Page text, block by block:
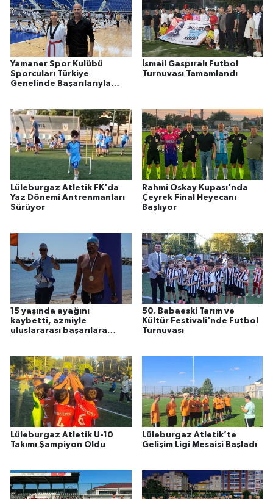
Yamaner Spor Kulübü
Sporcuları Türkiye
Genelinde Başarılarıyla
İsmail Gaspıralı Futbol
Turnuvası Tamamlandı
Lüleburgaz Atletik FK'da
Yaz Dönemi Antrenmanları
Sürüyor
Rahmi Oskay Kupası'nda
Çeyrek Final Heyecanı
Başlıyor
15 yaşında ayağını
kaybetti, azmiyle
uluslararası başarılara
50. Babaeski Tarım ve
Kültür Festivali'nde Futbol
Turnuvası
Lüleburgaz Atletik U-10
Takımı Şampiyon Oldu
Lüleburgaz Atletik’te
Gelişim Ligi Mesaisi Başladı